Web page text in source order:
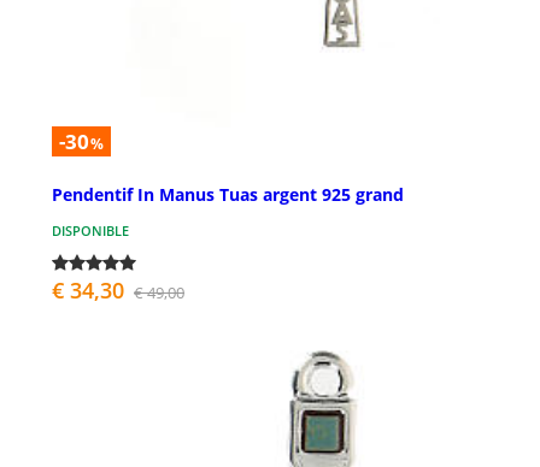
-30%
Pendentif In Manus Tuas argent 925 grand
DISPONIBLE
€ 34,30 € 49,00